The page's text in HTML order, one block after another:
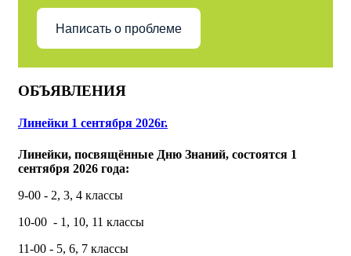
Написать о проблеме
ОБЪЯВЛЕНИЯ
Линейки 1 сентября 2026г.
Линейки, посвящённые Дню Знаний, состоятся 1
сентября 2026 года:
9-00 - 2, 3, 4 классы
10-00 - 1, 10, 11 классы
11-00 - 5, 6, 7 классы